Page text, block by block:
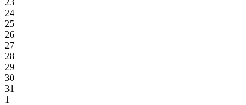
23
24
25
26
27
28
29
30
31
1